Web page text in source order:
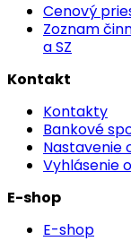
Cenový
Zoznam
a SZ
Kontakt
Kontakty
Bankové
Nastavenie
Vyhlásenie
E-shop
E-shop